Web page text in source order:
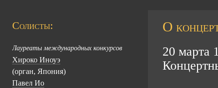
Солисты:
Лауреаты международных конкурсов
Хироко Иноуэ
(орган, Япония)
Павел Ио
О
20 марта